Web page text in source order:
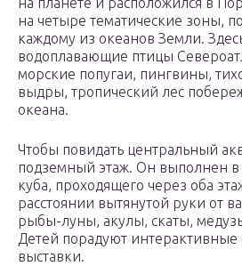
на четыре тематические зоны,
каждому из океанов Земли.
водоплавающие птицы
морские попугаи, пингвины,
выдры, тропический лес
океана.
Чтобы повидать центральный
подземный этаж. Он выполнен
куба, проходящего через оба
расстоянии вытянутой руки от
рыбы-луны, акулы, скаты,
Детей порадуют
выставки.